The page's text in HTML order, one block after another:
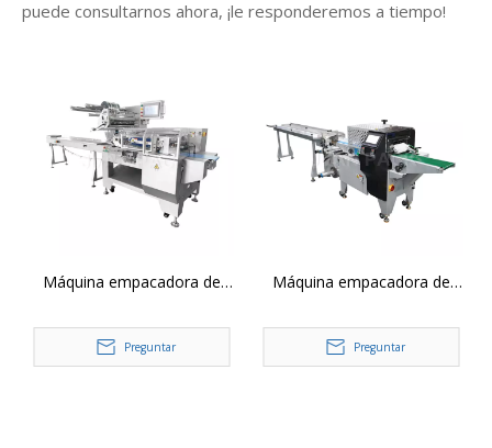
puede consultarnos ahora, ¡le responderemos a tiempo!
Máquina empacadora de
alternativo servo SZ-602W 8
Preguntar
Máquina empacadora de
servo SZ-3000 3
Preguntar